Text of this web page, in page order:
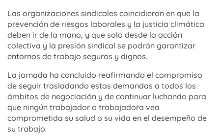
Las organizaciones sindicales coincidieron en que la
prevención de riesgos laborales y la justicia climática
deben ir de la mano, y que solo desde la acción
colectiva y la presión sindical se podrán garantizar
entornos de trabajo seguros y dignos.
La jornada ha concluido reafirmando el compromiso
de seguir trasladando estas demandas a todos los
ámbitos de negociación y de continuar luchando para
que ningún trabajador o trabajadora vea
comprometida su salud o su vida en el desempeño de
su trabajo.